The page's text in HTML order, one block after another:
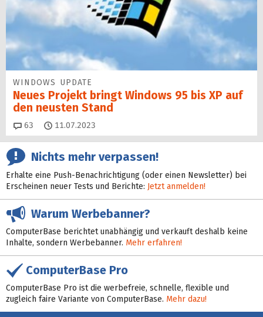
WINDOWS UPDATE
Neues Projekt bringt Windows 95 bis XP auf
den neusten Stand
63 Kommentare
11.07.2023
Nichts mehr verpassen!
Erhalte eine Push-Benachrichtigung (oder einen Newsletter) bei
Erscheinen neuer Tests und Berichte: Jetzt anmelden!
Warum Werbebanner?
ComputerBase berichtet unabhängig und verkauft deshalb keine
Inhalte, sondern Werbebanner. Mehr erfahren!
ComputerBase Pro
ComputerBase Pro ist die werbefreie, schnelle, flexible und
zugleich faire Variante von ComputerBase. Mehr dazu!